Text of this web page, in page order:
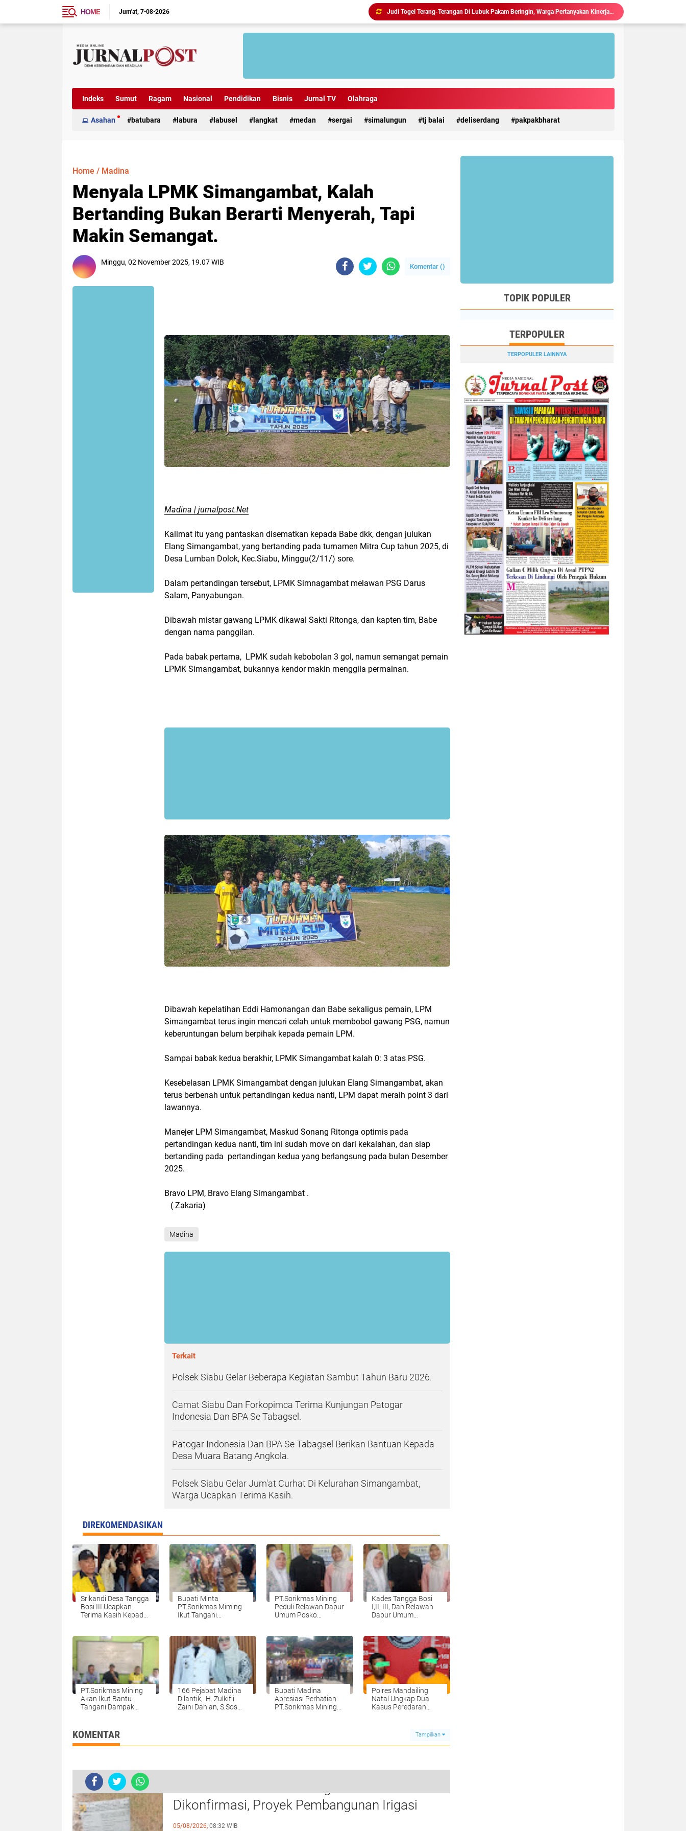
HOME Jum'at 7•08•2026
Judi Togel Terang-Terangan Di Lubuk Pakam Beringin, Warga Pertanyakan Kinerja Polresta Deli Serdang
Ciptakan Generasi Muda Tertib Berkendara, Satlantas Polres Langkat Bekali Pelajar SMP.
TERIMA KUNKER RESES KOMISI X DPR RI, WALI KOTA TEBING TINGGI DORONG SINERGI PUSAT-DAERAH UNTUK SDM UNGGUL.
Indeks Sumut Ragam Nasional Pendidikan Bisnis Jurnal TV Olahraga
Asahan batubara labura labusel langkat medan sergai simalungun tj balai deliserdang pakpakbharat
Home / Madina
Menyala LPMK Simangambat, Kalah
Bertanding Bukan Berarti Menyerah, Tapi
Makin Semangat.
Minggu, 02 November 2025, 19.07 WIB
Komentar ()
Madina | jurnalpost.Net
Kalimat itu yang pantaskan disematkan kepada Babe dkk, dengan julukan
Elang Simangambat, yang bertanding pada turnamen Mitra Cup tahun 2025, di
Desa Lumban Dolok, Kec.Siabu, Minggu(2/11/) sore.
Dalam pertandingan tersebut, LPMK Simnagambat melawan PSG Darus
Salam, Panyabungan.
Dibawah mistar gawang LPMK dikawal Sakti Ritonga, dan kapten tim, Babe
dengan nama panggilan.
Pada babak pertama, LPMK sudah kebobolan 3 gol, namun semangat pemain
LPMK Simangambat, bukannya kendor makin menggila permainan.
Dibawah kepelatihan Eddi Hamonangan dan Babe sekaligus pemain, LPM
Simangambat terus ingin mencari celah untuk membobol gawang PSG, namun
keberuntungan belum berpihak kepada pemain LPM.
Sampai babak kedua berakhir, LPMK Simangambat kalah 0: 3 atas PSG.
Kesebelasan LPMK Simangambat dengan julukan Elang Simangambat, akan
terus berbenah untuk pertandingan kedua nanti, LPM dapat meraih point 3 dari
lawannya.
Manejer LPM Simangambat, Maskud Sonang Ritonga optimis pada
pertandingan kedua nanti, tim ini sudah move on dari kekalahan, dan siap
bertanding pada pertandingan kedua yang berlangsung pada bulan Desember
2025.
Bravo LPM, Bravo Elang Simangambat .
( Zakaria)
Madina
Terkait
Polsek Siabu Gelar Beberapa Kegiatan Sambut Tahun Baru 2026.
Camat Siabu Dan Forkopimca Terima Kunjungan Patogar
Indonesia Dan BPA Se Tabagsel.
Patogar Indonesia Dan BPA Se Tabagsel Berikan Bantuan Kepada
Desa Muara Batang Angkola.
Polsek Siabu Gelar Jum'at Curhat Di Kelurahan Simangambat,
Warga Ucapkan Terima Kasih.
DIREKOMENDASIKAN
Srikandi Desa Tangga
Bosi III Ucapkan
Terima Kasih Kepada
Bupati Minta
PT.Sorikmas Miming
Ikut Tangani
Bonan Dolok.nya
PT.Sorikmas Mining
Peduli Relawan Dapur
Umum Posko
Kades Tangga Bosi
I,II, III, Dan Relawan
Dapur Umum
Mining.
PT.Sorikmas Mining
Akan Ikut Bantu
Tangani Dampak
166 Pejabat Madina
Dilantik,. H. Zulkifli
Zaini Dahlan, S.Sos
Harapan Baru Bagi
Bupati Madina
Apresiasi Perhatian
PT.Sorikmas Mining
Polres Mandailing
Natal Ungkap Dua
Kasus Peredaran
Panyabungan.
KOMENTAR Tampilkan
Dikonfirmasi, Proyek Pembangunan Irigasi
Diduga Mark Up
05/08/2026, 08:32 WIB
TOPIK POPULER
TERPOPULER
TERPOPULER LAINNYA